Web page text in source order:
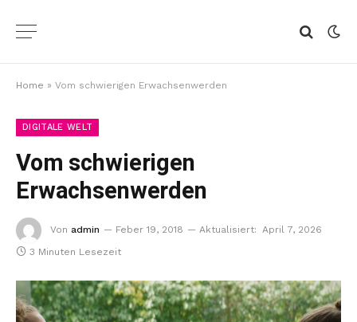
Home » Vom schwierigen Erwachsenwerden
DIGITALE WELT
Vom schwierigen
Erwachsenwerden
Von admin Feber 19, 2018 Aktualisiert: April 7, 2026
3 Minuten Lesezeit